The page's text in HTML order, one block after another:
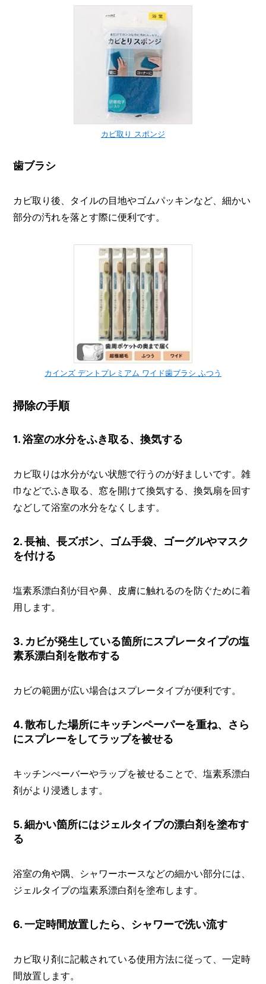
カビ取り スポンジ
歯ブラシ
カビ取り後、タイルの目地やゴムパッキンなど、細かい
部分の汚れを落とす際に便利です。
カインズ デントプレミアム ワイド歯ブラシ ふつう
掃除の手順
1. 浴室の水分をふき取る、換気する
カビ取りは水分がない状態で行うのが好ましいです。雑
巾などでふき取る、窓を開けて換気する、換気扇を回す
などして浴室の水分をなくします。
2. 長袖、長ズボン、ゴム手袋、ゴーグルやマスク
を付ける
塩素系漂白剤が目や鼻、皮膚に触れるのを防ぐために着
用します。
3. カビが発生している箇所にスプレータイプの塩
素系漂白剤を散布する
カビの範囲が広い場合はスプレータイプが便利です。
4. 散布した場所にキッチンペーパーを重ね、さら
にスプレーをしてラップを被せる
キッチンぺーバーやラップを被せることで、塩素系漂白
剤がより浸透します。
5. 細かい箇所にはジェルタイプの漂白剤を塗布す
る
浴室の角や隅、シャワーホースなどの細かい部分には、
ジェルタイプの塩素系漂白剤を塗布します。
6. 一定時間放置したら、シャワーで洗い流す
カビ取り剤に記載されている使用方法に従って、一定時
間放置します。